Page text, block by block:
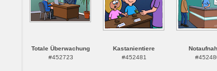
Totale Überwachung
#452723
Kastanientiere
#452481